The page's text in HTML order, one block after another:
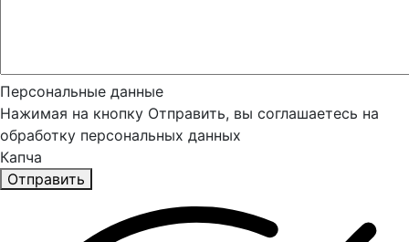
Персональные данные
Нажимая на кнопку Отправить, вы соглашаетесь на
обработку персональных данных
Капча
Отправить